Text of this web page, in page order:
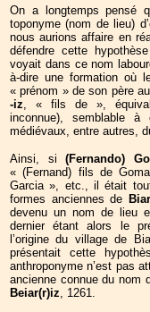
On a longtemps pensé
toponyme (nom de lieu)
nous aurions affaire en
défendre cette
voyait dans ce nom
à-dire une formation où
« prénom » de son père
-iz , « fils de »,
inconnue), semblable
médiévaux, entre autres,
Ainsi, si (Fernando)
« (Fernand) fils de
Garcia », etc., il était
formes anciennes de
devenu un nom de lieu
dernier étant alors le
l’origine du village de
présentait cette
anthroponyme n’est pas
ancienne connue du nom
Beiar(r)iz , 1261.